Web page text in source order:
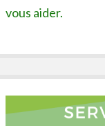
vous aider.